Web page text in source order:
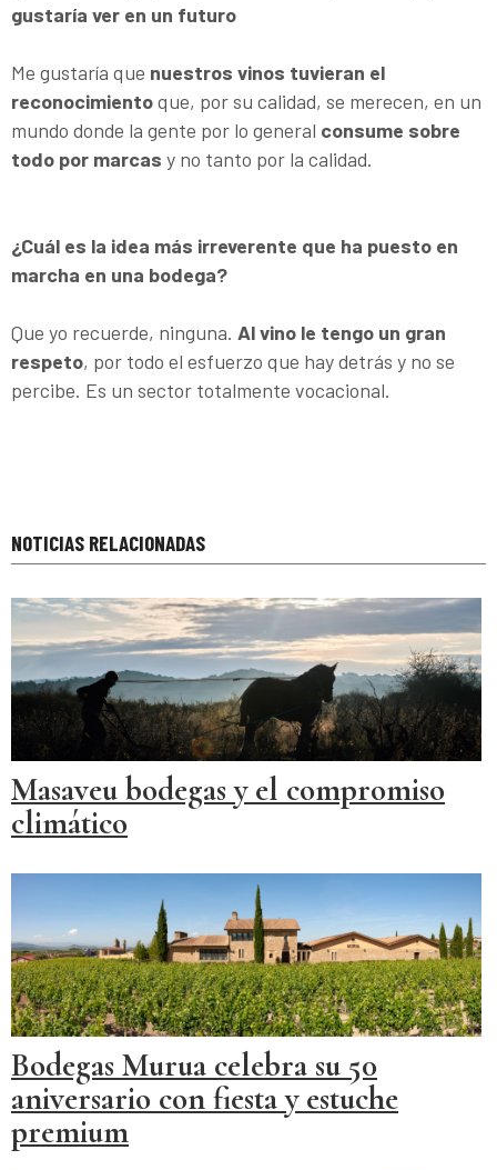
gustaría ver en un futuro
Me gustaría que nuestros vinos tuvieran el
reconocimientoque, por su calidad, se merecen, en un
mundo donde la gente por lo general consume sobre
todo por marcas y no tanto por la calidad.
¿Cuál es la idea más irreverente que ha puesto en
marcha en una bodega?
Que yo recuerde, ninguna. Al vino le tengo un gran
respeto, por todo el esfuerzo que hay detrás y no se
percibe. Es un sector totalmente vocacional.
NOTICIAS RELACIONADAS
Masaveu bodegas y el compromiso
climático
Bodegas Murua celebra su 50
aniversario con fiesta y estuche
premium